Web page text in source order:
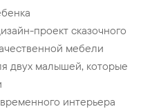
проект сказочного
мебели
двух малышей, которые
интерьера